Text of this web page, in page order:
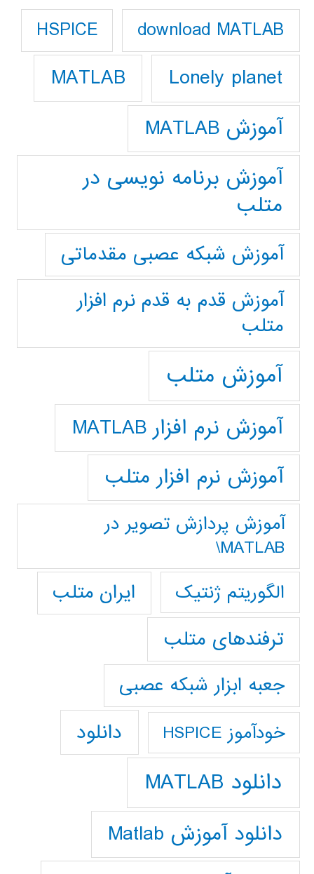
download MATLAB
HSPICE
Lonely planet
MATLAB
آموزش MATLAB
آموزش برنامه نویسی در
متلب
آموزش شبکه عصبی مقدماتی
آموزش قدم به قدم نرم افزار
متلب
آموزش متلب
آموزش نرم افزار MATLAB
آموزش نرم افزار متلب
آموزش پردازش تصوير در
MATLAB\
الگوریتم ژنتیک
ایران متلب
ترفندهای متلب
جعبه ابزار شبکه عصبی
خودآموز HSPICE دانلود
دانلود MATLAB
دانلود آموزش Matlab